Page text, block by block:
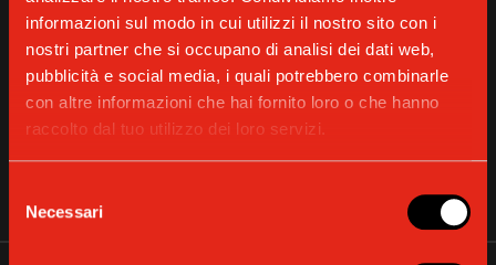
informazioni sul modo in cui utilizzi il nostro sito con i
nostri partner che si occupano di analisi dei dati web,
pubblicità e social media, i quali potrebbero combinarle
con altre informazioni che hai fornito loro o che hanno
raccolto dal tuo utilizzo dei loro servizi.
delNecessari